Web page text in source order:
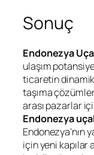
Sonuç
Endonezya
ulaşım
ticaretin
taşıma
arası pazarlar
Endonezya
Endonezya’nın
için yeni kapılar